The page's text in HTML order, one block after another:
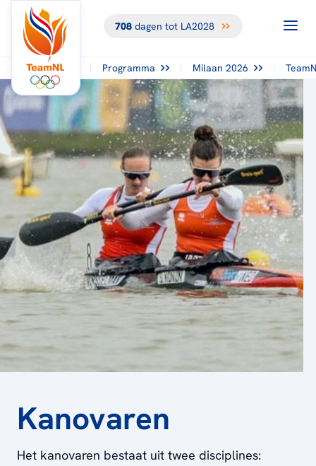
708dagen tot LA2028
Programma Milaan 2026
Kanovaren
Het kanovaren bestaat uit twee disciplines:
TERUG NAAR
OVERZICHT